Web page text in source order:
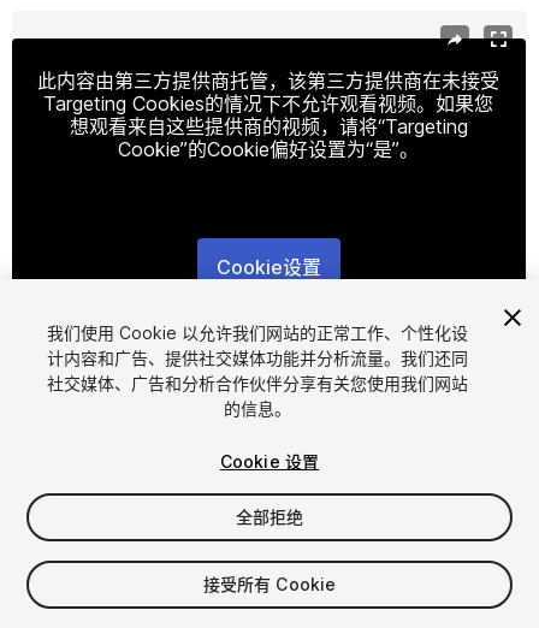
此内容由第三方提供商托管，该第三方提供商在未接受
Targeting Cookies的情况下不允许观看视频。如果您
想观看来自这些提供商的视频，请将“Targeting
Cookie”的Cookie偏好设置为“是”。
Cookie设置
1/11
$19.99
增值税将在结算时计算
我们使用 Cookie 以允许我们网站的正常工作、个性化设
计内容和广告、提供社交媒体功能并分析流量。我们还同
社交媒体、广告和分析合作伙伴分享有关您使用我们网站
的信息。
Cookie 设置
全部拒绝
接受所有 Cookie